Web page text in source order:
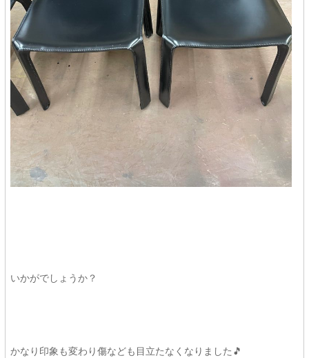
いかがでしょうか？
かなり印象も変わり傷なども目立たなくなりました🎵